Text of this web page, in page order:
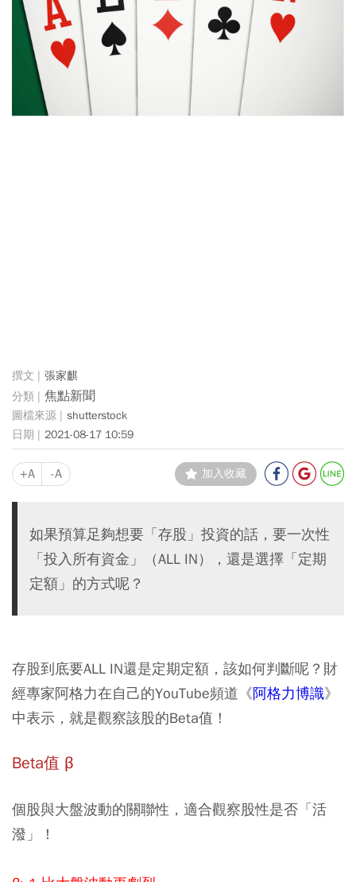
張家麒
焦點新聞
shutterstock
2021-08-17 10:59
+A -A 加入收藏
如果預算足夠想要「存股」投資的話，要一次性
「投入所有資金」（ALL IN），還是選擇「定期
定額」的方式呢？
存股到底要ALL IN還是定期定額，該如何判斷呢？財
經專家阿格力在自己的YouTube頻道《阿格力博識》
中表示，就是觀察該股的Beta值！
Beta值 β
個股與大盤波動的關聯性，適合觀察股性是否「活
潑」！